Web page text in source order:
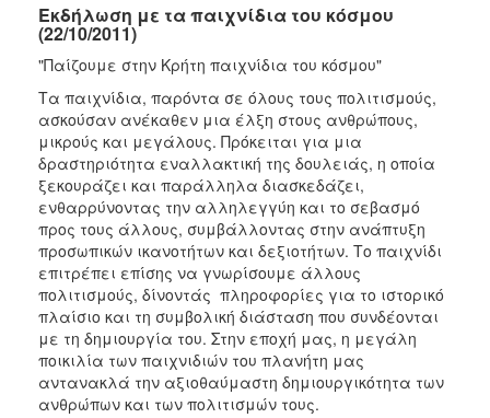
2022
2021
2020
2019
2018
2017
2016
2015
2013
2012
2011
2010
2006
Εκδήλωση με τα παιχνίδια του κόσμου
(22/10/2011)
"Παίζουμε στην Κρήτη παιχνίδια του κόσμου"
Τα παιχνίδια, παρόντα σε όλους τους πολιτισμούς,
ασκούσαν ανέκαθεν μια έλξη στους ανθρώπους,
μικρούς και μεγάλους. Πρόκειται για μια
δραστηριότητα εναλλακτική της δουλειάς, η οποία
ξεκουράζει και παράλληλα διασκεδάζει,
ενθαρρύνοντας την αλληλεγγύη και το σεβασμό
προς τους άλλους, συμβάλλοντας στην ανάπτυξη
προσωπικών ικανοτήτων και δεξιοτήτων. Το παιχνίδι
επιτρέπει επίσης να γνωρίσουμε άλλους
πολιτισμούς, δίνοντάς πληροφορίες για το ιστορικό
πλαίσιο και τη συμβολική διάσταση που συνδέονται
με τη δημιουργία του. Στην εποχή μας, η μεγάλη
ποικιλία των παιχνιδιών του πλανήτη μας
αντανακλά την αξιοθαύμαστη δημιουργικότητα των
ανθρώπων και των πολιτισμών τους.